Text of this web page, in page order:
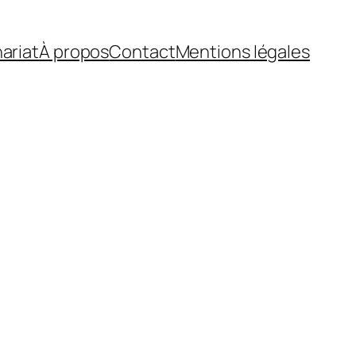
À proposContactMentions légales